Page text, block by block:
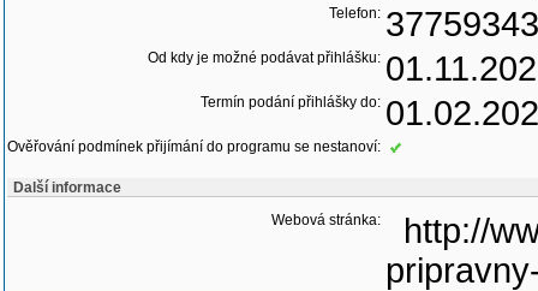
Telefon:
Od kdy je možné podávat přihlášku:
Termín podání přihlášky do:
Ověřování podmínek přijímání do programu se nestanoví:
Další informace
Webová stránka:
http://